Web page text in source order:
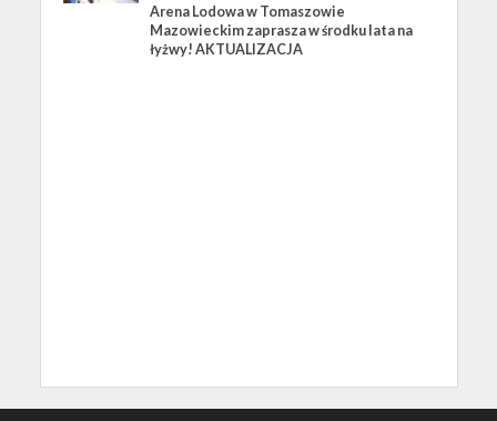
Arena Lodowa w Tomaszowie
Mazowieckim zaprasza w środku lata na
łyżwy! AKTUALIZACJA